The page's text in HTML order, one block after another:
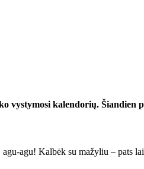
vystymosi kalendorių. Šiandien
agu! Kalbėk su mažyliu – pats